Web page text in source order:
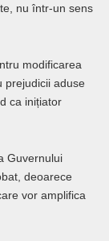
nu într-un sens
modificarea
prejudicii aduse
ca inițiator
Guvernului
deoarece
vor amplifica